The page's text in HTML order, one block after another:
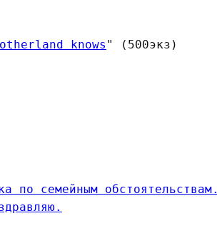
knows " (500экз)
по семейным обстоятельствам.